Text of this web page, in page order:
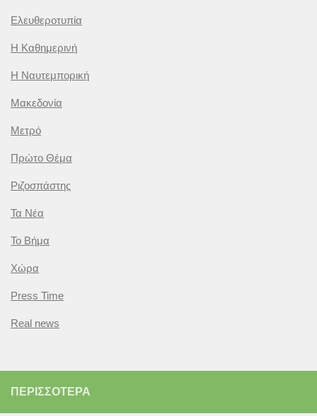
Ελευθεροτυπία
Η Καθημερινή
Η Ναυτεμπορική
Μακεδονία
Μετρό
Πρώτο Θέμα
Ριζοσπάστης
Τα Νέα
Το Βήμα
Χώρα
Press Time
Real news
ΠΕΡΙΣΣΌΤΕΡΑ